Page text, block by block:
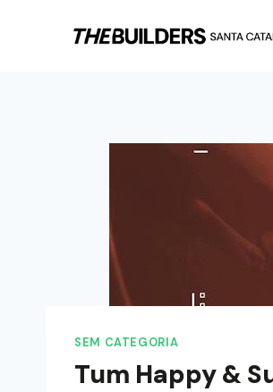
SEM CATEGORIA
Tum Happy &